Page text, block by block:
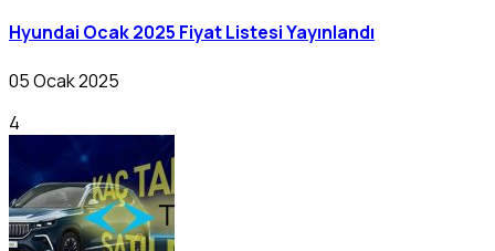
Hyundai Ocak 2025 Fiyat Listesi Yayınlandı
05 Ocak 2025
4